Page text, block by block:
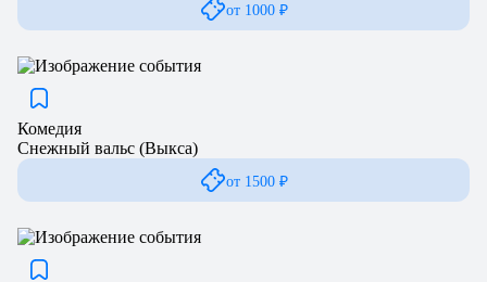
от 1000 ₽
Комедия
Снежный вальс (Выкса)
от 1500 ₽